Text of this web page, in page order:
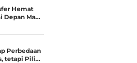
Hemat
Depan Ma…
Perbedaan
tetapi Pili…